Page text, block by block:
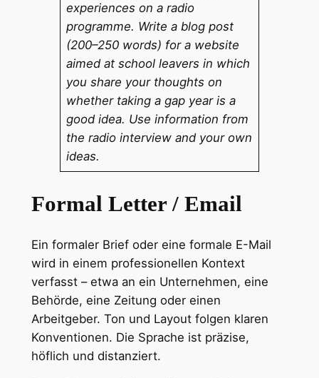
experiences on a radio
programme. Write a blog post
(200–250 words) for a website
aimed at school leavers in which
you share your thoughts on
whether taking a gap year is a
good idea. Use information from
the radio interview and your own
ideas.
Formal Letter / Email
Ein formaler Brief oder eine formale E-Mail
wird in einem professionellen Kontext
verfasst – etwa an ein Unternehmen, eine
Behörde, eine Zeitung oder einen
Arbeitgeber. Ton und Layout folgen klaren
Konventionen. Die Sprache ist präzise,
höflich und distanziert.